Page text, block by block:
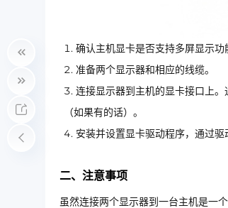
确认主机显卡是否支持多屏显示功
准备两个显示器和相应的线缆。
连接显示器到主机的显卡接口上
（如果有的话）。
安装并设置显卡驱动程序，通过
二、注意事项
虽然连接两个显示器到一台主机是一